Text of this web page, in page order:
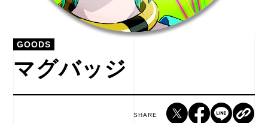
GOODS
マグバッジ
SHARE